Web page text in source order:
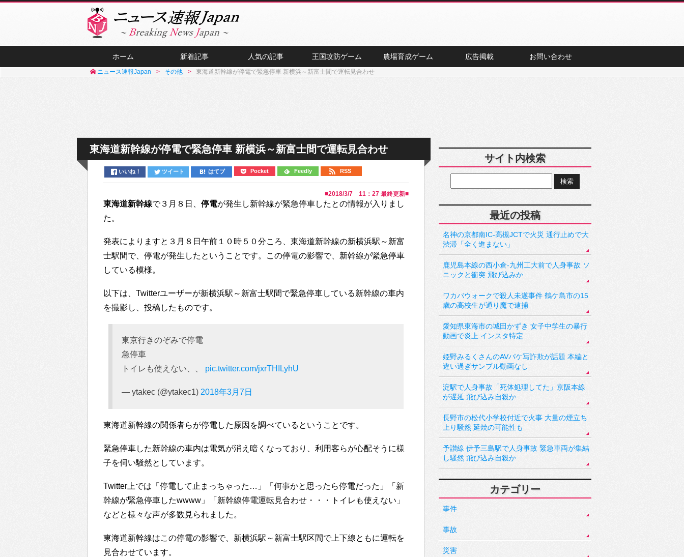
ホーム 新着記事 人気の記事 王国攻防ゲーム 農場育成ゲーム 広告掲載 お問い合わせ
ニュース速報Japan その他 東海道新幹線が停電で緊急停車 新横浜～新富士間で運転見合わせ
東海道新幹線が停電で緊急停車 新横浜～新富士間で運転見合わせ
いいね！ ツイート はてブ Pocket Feedly RSS
■2018/3/7 11：27 最終更新■
東海道新幹線で３月８日、 停電が発生し新幹線が緊急停車したとの情報が入りまし
た。
発表によりますと３月８日午前１０時５０分ころ、東海道新幹線の新横浜駅～新富
士駅間で、停電が発生したということです。この停電の影響で、新幹線が緊急停車
している模様。
以下は、Twitterユーザーが新横浜駅～新富士駅間で緊急停車している新幹線の車内
を撮影し、投稿したものです。
東京行きのぞみで停電
急停車
トイレも使えない、、 pic.twitter.com/jxrTHILyhU
— ytakec (@ytakec1) 2018年3月7日
東海道新幹線の関係者らが停電した原因を調べているということです。
緊急停車した新幹線の車内は電気が消え暗くなっており、利用客らが心配そうに様
子を伺い騒然としています。
Twitter上では「停電して止まっちゃった…」「何事かと思ったら停電だった」「新
幹線が緊急停車したwwww」「新幹線停電運転見合わせ・・・トイレも使えない」
などと様々な声が多数見られました。
東海道新幹線はこの停電の影響で、新横浜駅～新富士駅区間で上下線ともに運転を
見合わせています。
サイト内検索
最近の投稿
名神の京都南IC-高槻JCTで火災 通行止めで大
渋滞「全く進まない」
鹿児島本線の西小倉-九州工大前で人身事故 ソ
ニックと衝突 飛び込みか
ワカバウォークで殺人未遂事件 鶴ケ島市の15
歳の高校生が通り魔で逮捕
愛知県東海市の城田かずき 女子中学生の暴行
動画で炎上 インスタ特定
姫野みるくさんのAVパケ写詐欺が話題 本編と
違い過ぎサンプル動画なし
淀駅で人身事故「死体処理してた」京阪本線
が遅延 飛び込み自殺か
長野市の松代小学校付近で火事 大量の煙立ち
上り騒然 延焼の可能性も
予讃線 伊予三島駅で人身事故 緊急車両が集結
し騒然 飛び込み自殺か
カテゴリー
事件
事故
災害